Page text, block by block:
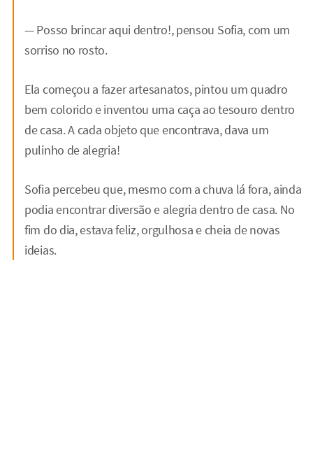
— Posso brincar aqui dentro!, pensou Sofia, com um
sorriso no rosto.
Ela começou a fazer artesanatos, pintou um quadro
bem colorido e inventou uma caça ao tesouro dentro
de casa. A cada objeto que encontrava, dava um
pulinho de alegria!
Sofia percebeu que, mesmo com a chuva lá fora, ainda
podia encontrar diversão e alegria dentro de casa. No
fim do dia, estava feliz, orgulhosa e cheia de novas
ideias.